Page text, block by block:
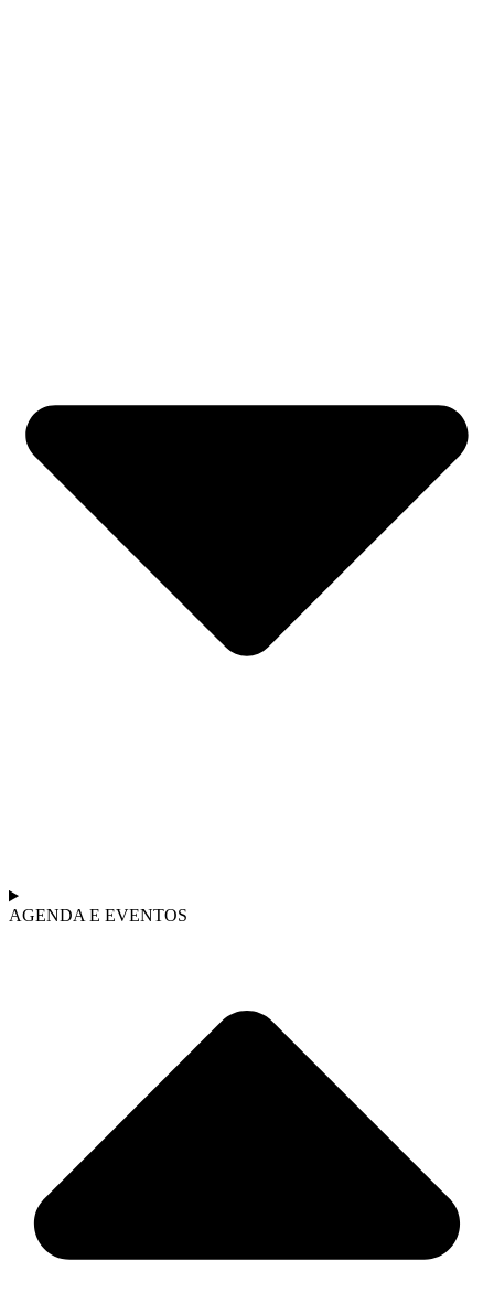
AGENDA E EVENTOS